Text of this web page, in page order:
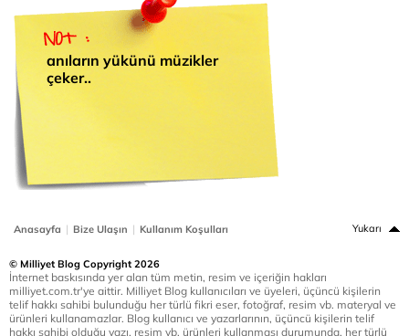
anıların yükünü müzikler
çeker..
Anasayfa | Bize Ulaşın | Kullanım Koşulları Yukarı
© Milliyet Blog Copyright 2026
İnternet baskısında yer alan tüm metin, resim ve içeriğin hakları
milliyet.com.tr'ye aittir. Milliyet Blog kullanıcıları ve üyeleri, üçüncü kişilerin
telif hakkı sahibi bulunduğu her türlü fikri eser, fotoğraf, resim vb. materyal ve
ürünleri kullanamazlar. Blog kullanıcı ve yazarlarının, üçüncü kişilerin telif
hakkı sahibi olduğu yazı, resim vb. ürünleri kullanması durumunda, her türlü